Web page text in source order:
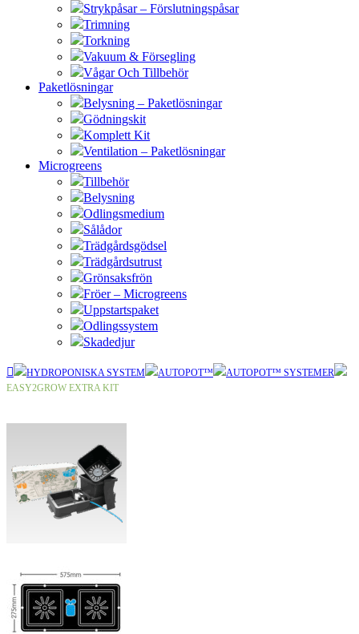
Strykpåsar – Förslutningspåsar
Trimning
Torkning
Vakuum & Försegling
Vågar Och Tillbehör
Paketlösningar
Belysning – Paketlösningar
Gödningskit
Komplett Kit
Ventilation – Paketlösningar
Microgreens
Tillbehör
Belysning
Odlingsmedium
Sålådor
Trädgårdsgödsel
Trädgårdsutrust
Grönsaksfrön
Fröer – Microgreens
Uppstartspaket
Odlingssystem
Skadedjur
HYDROPONISKA SYSTEM AUTOPOT™
AUTOPOT™ SYSTEMER
EASY2GROW EXTRA KIT